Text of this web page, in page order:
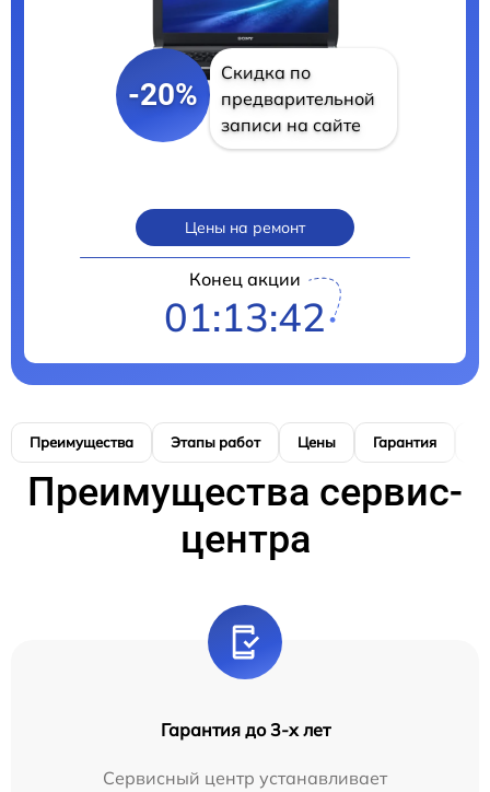
-20%
Скидка по
предварительной
записи на сайте
Цены на ремонт
Конец акции
01:13:41
Преимущества Этапы работ Цены Гарантия
Преимущества сервис-
центра
Гарантия до 3-х лет
Сервисный центр устанавливает